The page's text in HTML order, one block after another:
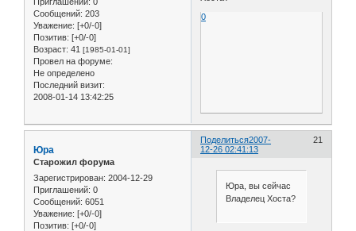
Сообщений: 203
Уважение: [+0/-0]
Позитив: [+0/-0]
Возраст: 41 [1985-01-01]
Провел на форуме:
Не определено
Последний визит:
2008-01-14 13:42:25
0
Поделиться 21
2007-
12-26 02:41:13
Юра
Старожил форума
Зарегистрирован: 2004-12-29
Приглашений: 0
Сообщений: 6051
Уважение: [+0/-0]
Позитив: [+0/-0]
Юра, вы сейчас
Владелец Хоста?